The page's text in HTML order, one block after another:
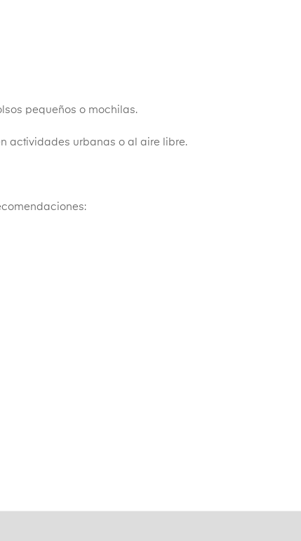
pequeños o mochilas.
actividades urbanas o al aire libre.